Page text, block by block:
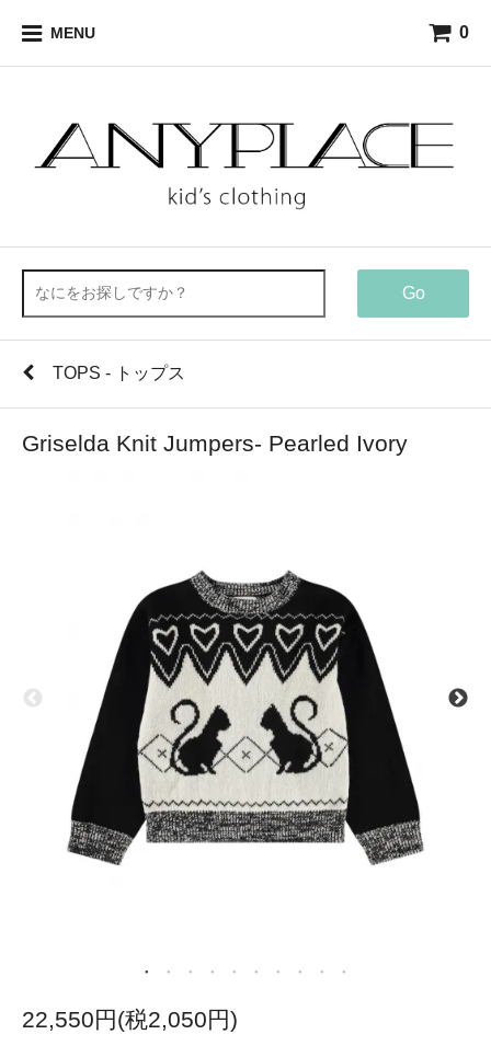
MENU 0
Go
TOPS - トップス
Griselda Knit Jumpers- Pearled Ivory
22,550円(税2,050円)